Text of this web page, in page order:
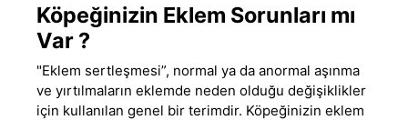
Köpeğinizin Eklem Sorunları mı
Var ?
"Eklem sertleşmesi”, normal ya da anormal aşınma
ve yırtılmaların eklemde neden olduğu değişiklikler
için kullanılan genel bir terimdir. Köpeğinizin eklem